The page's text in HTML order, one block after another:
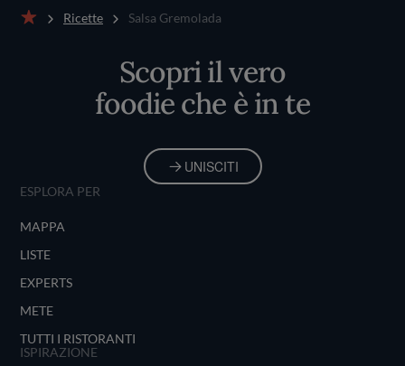
Ricette Salsa Gremolada
Scopri il vero
foodie che è in te
UNISCITI
ESPLORA PER
MAPPA
LISTE
EXPERTS
METE
TUTTI I RISTORANTI
ISPIRAZIONE